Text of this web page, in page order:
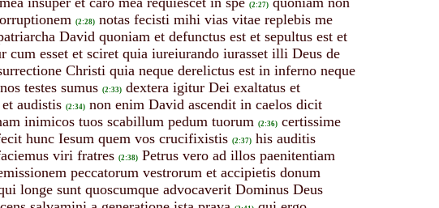
(2:27)
(2:28) notas fecisti mihi vias vitae replebis me
David quoniam et defunctus est et sepultus est et
cum esset et sciret quia iureiurando iurasset illi Deus de
Christi quia neque derelictus est in inferno neque
testes sumus (2:33) dextera igitur Dei exaltatus et
audistis (2:34) non enim David ascendit in caelos dicit
inimicos tuos scabillum pedum tuorum (2:36) certissime
hunc Iesum quem vos crucifixistis (2:37) his auditis
viri fratres (2:38) Petrus vero ad illos paenitentiam
peccatorum vestrorum et accipietis donum
longe sunt quoscumque advocaverit Dominus Deus